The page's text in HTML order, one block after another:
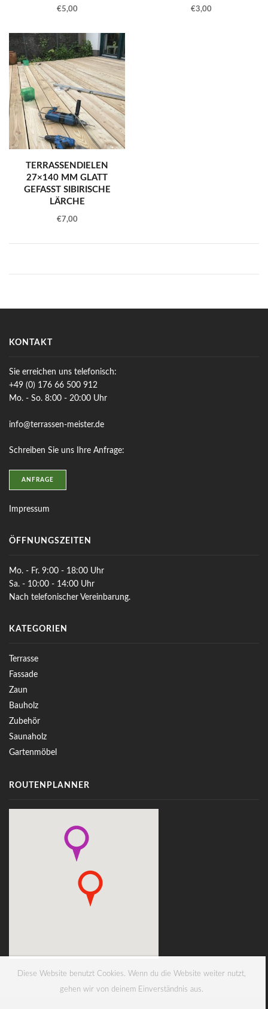
Diese Website benutzt Cookies. Wenn du die Website weiter nutzt,
gehen wir von deinem Einverständnis aus.
€5,00 €3,00
TERRASSENDIELEN
27×140 MM GLATT
GEFASST SIBIRISCHE
LÄRCHE
€7,00
KONTAKT
Sie erreichen uns telefonisch:
+49 (0) 176 66 500 912
Mo. - So. 8:00 - 20:00 Uhr
info@terrassen-meister.de
Schreiben Sie uns Ihre Anfrage:
ANFRAGE
Impressum
ÖFFNUNGSZEITEN
Mo. - Fr. 9:00 - 18:00 Uhr
Sa. - 10:00 - 14:00 Uhr
Nach telefonischer Vereinbarung.
KATEGORIEN
Terrasse
Fassade
Zaun
Bauholz
Zubehör
Saunaholz
Gartenmöbel
ROUTENPLANNER